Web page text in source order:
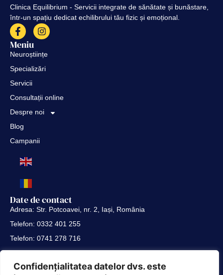
Confidențialitatea datelor dvs. este
Clinica Equilibrium - Servicii integrate de sănătate și bunăstare,
într-un spațiu dedicat echilibrului tău fizic și emoțional.
Meniu
Neuroștiințe
Specializări
Servicii
Consultații online
Despre noi
Blog
Campanii
Date de contact
Adresa: Str. Potcoavei, nr. 2, Iași, România
Telefon: 0332 401 255
Telefon: 0741 278 716
Telefon: 0741 288 808
Link-uri utile